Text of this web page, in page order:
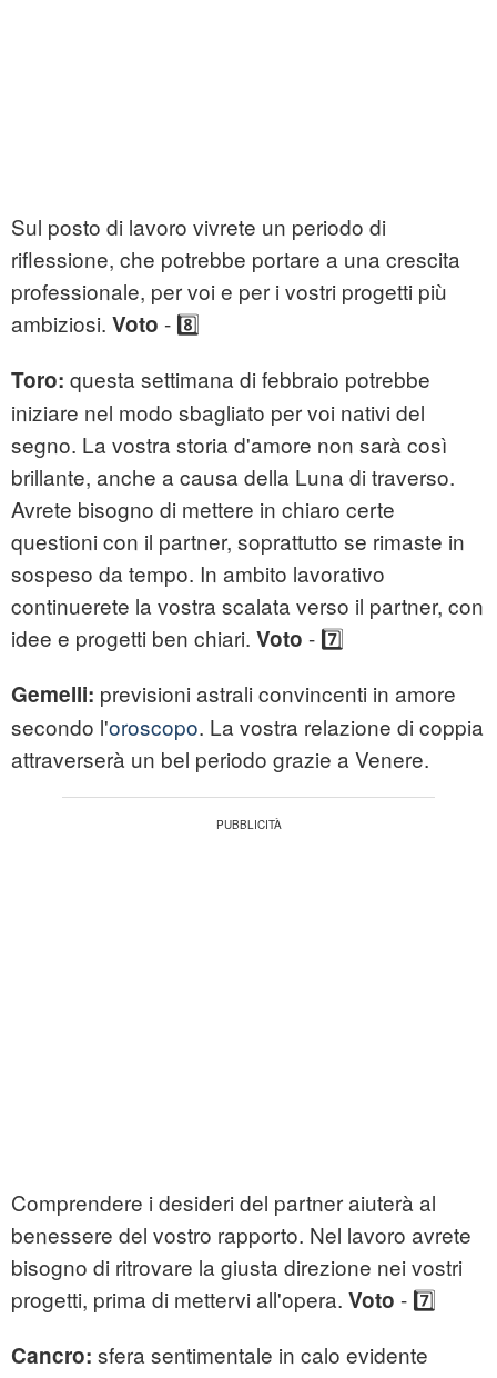
Sul posto di lavoro vivrete un periodo di
riflessione, che potrebbe portare a una crescita
professionale, per voi e per i vostri progetti più
ambiziosi. Voto - 8️⃣
Toro: questa settimana di febbraio potrebbe
iniziare nel modo sbagliato per voi nativi del
segno. La vostra storia d'amore non sarà così
brillante, anche a causa della Luna di traverso.
Avrete bisogno di mettere in chiaro certe
questioni con il partner, soprattutto se rimaste in
sospeso da tempo. In ambito lavorativo
continuerete la vostra scalata verso il partner, con
idee e progetti ben chiari. Voto - 7️⃣
Gemelli: previsioni astrali convincenti in amore
secondo l'oroscopo. La vostra relazione di coppia
attraverserà un bel periodo grazie a Venere.
Comprendere i desideri del partner aiuterà al
benessere del vostro rapporto. Nel lavoro avrete
bisogno di ritrovare la giusta direzione nei vostri
progetti, prima di mettervi all'opera. Voto - 7️⃣
Cancro: sfera sentimentale in calo evidente